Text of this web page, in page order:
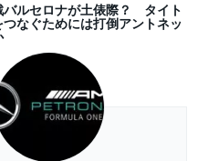
バルセロナが土俵際？ タイト
なぐためには打倒アントネッ